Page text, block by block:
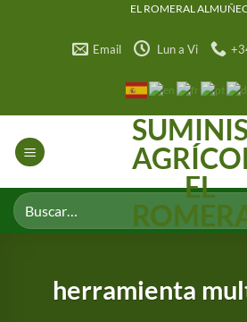
EL ROMERAL
Email Lun a Vi
EL
Buscar
por:
herramienta